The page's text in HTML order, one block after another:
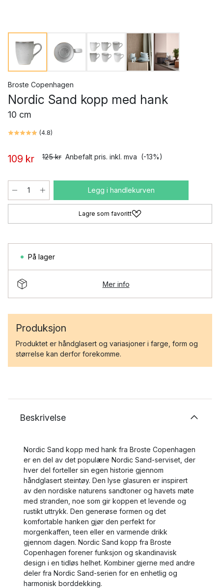
Broste Copenhagen
Nordic Sand kopp med hank
10 cm
(4.8)
109 kr 125 kr Anbefalt pris. inkl. mva (-13%)
Legg i handlekurven
Lagre som favoritt
På lager
Mer info
Produksjon
Produktet er håndglasert og variasjoner i farge, form og
størrelse kan derfor forekomme.
Beskrivelse
Nordic Sand kopp med hank fra Broste Copenhagen
er en del av det populære Nordic Sand-serviset, der
hver del forteller sin egen historie gjennom
håndglasert steintøy. Den lyse glasuren er inspirert
av den nordiske naturens sandtoner og havets møte
med stranden, noe som gir koppen et levende og
rustikt uttrykk. Den generøse formen og det
komfortable hanken gjør den perfekt for
morgenkaffen, teen eller en varmende drikk
gjennom dagen. Nordic Sand kopp fra Broste
Copenhagen forener funksjon og skandinavisk
design i en tidløs helhet. Kombiner gjerne med andre
deler fra Nordic Sand-serien for en enhetlig og
harmonisk borddekking.